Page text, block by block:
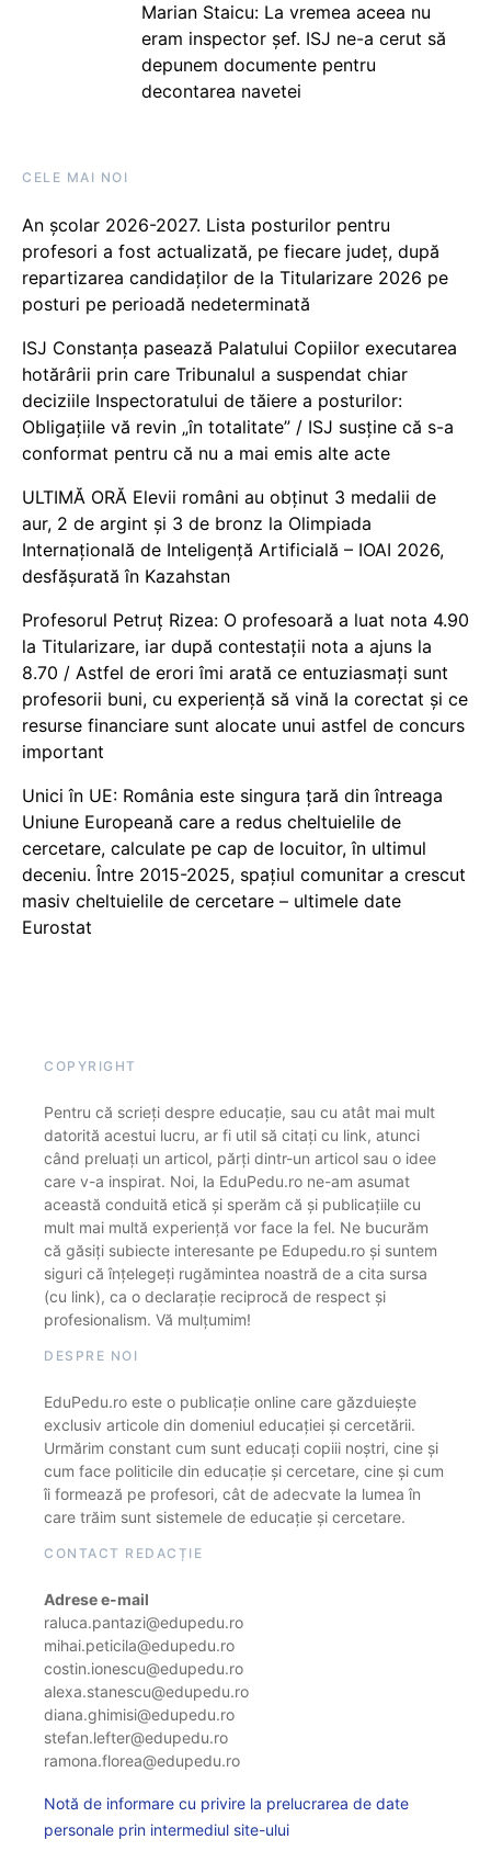
Marian Staicu: La vremea aceea nu
eram inspector șef. ISJ ne-a cerut să
depunem documente pentru
decontarea navetei
CELE MAI NOI
An școlar 2026-2027. Lista posturilor pentru
profesori a fost actualizată, pe fiecare județ, după
repartizarea candidaților de la Titularizare 2026 pe
posturi pe perioadă nedeterminată
ISJ Constanța pasează Palatului Copiilor executarea
hotărârii prin care Tribunalul a suspendat chiar
deciziile Inspectoratului de tăiere a posturilor:
Obligațiile vă revin „în totalitate” / ISJ susține că s-a
conformat pentru că nu a mai emis alte acte
ULTIMĂ ORĂ Elevii români au obținut 3 medalii de
aur, 2 de argint și 3 de bronz la Olimpiada
Internațională de Inteligență Artificială – IOAI 2026,
desfășurată în Kazahstan
Profesorul Petruț Rizea: O profesoară a luat nota 4.90
la Titularizare, iar după contestații nota a ajuns la
8.70 / Astfel de erori îmi arată ce entuziasmați sunt
profesorii buni, cu experiență să vină la corectat și ce
resurse financiare sunt alocate unui astfel de concurs
important
Unici în UE: România este singura țară din întreaga
Uniune Europeană care a redus cheltuielile de
cercetare, calculate pe cap de locuitor, în ultimul
deceniu. Între 2015-2025, spațiul comunitar a crescut
masiv cheltuielile de cercetare – ultimele date
Eurostat
COPYRIGHT
Pentru că scrieți despre educație, sau cu atât mai mult
datorită acestui lucru, ar fi util să citați cu link, atunci
când preluați un articol, părți dintr-un articol sau o idee
care v-a inspirat. Noi, la EduPedu.ro ne-am asumat
această conduită etică și sperăm că și publicațiile cu
mult mai multă experiență vor face la fel. Ne bucurăm
că găsiți subiecte interesante pe Edupedu.ro și suntem
siguri că înțelegeți rugămintea noastră de a cita sursa
(cu link), ca o declarație reciprocă de respect și
profesionalism. Vă mulțumim!
DESPRE NOI
EduPedu.ro este o publicație online care găzduiește
exclusiv articole din domeniul educației și cercetării.
Urmărim constant cum sunt educați copiii noștri, cine și
cum face politicile din educație și cercetare, cine și cum
îi formează pe profesori, cât de adecvate la lumea în
care trăim sunt sistemele de educație și cercetare.
CONTACT REDACȚIE
Adrese e-mail
raluca.pantazi@edupedu.ro
mihai.peticila@edupedu.ro
costin.ionescu@edupedu.ro
alexa.stanescu@edupedu.ro
diana.ghimisi@edupedu.ro
stefan.lefter@edupedu.ro
ramona.florea@edupedu.ro
Notă de informare cu privire la prelucrarea de date
personale prin intermediul site-ului